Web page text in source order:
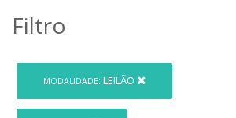
Filtro
MODALIDADE: LEILÃO